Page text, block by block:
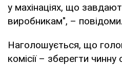
у махінаціях, що
виробникам", –
Наголошується, що
комісії – зберегти